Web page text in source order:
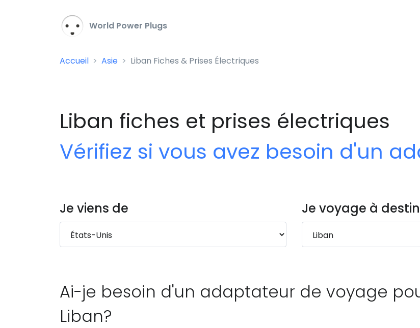
World Power Plugs
Accueil Asie Liban Fiches & Prises Électriques
Liban fiches et prises électriques
Vérifiez si vous avez besoin d'un
Je viens de Je voyage à
Ai-je besoin d'un adaptateur de voyage
Liban?